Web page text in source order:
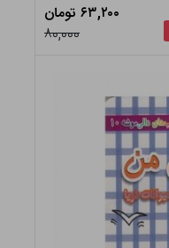
۶۳,۲۰۰ تومان
۸۰,۰۰۰